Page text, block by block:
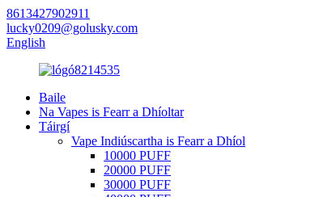
8613427902911
lucky0209@golusky.com
English
Baile
Na Vapes is Fearr a Dhíoltar
Táirgí
Vape Indiúscartha is Fearr a Dhíol
10000 PUFF
20000 PUFF
30000 PUFF